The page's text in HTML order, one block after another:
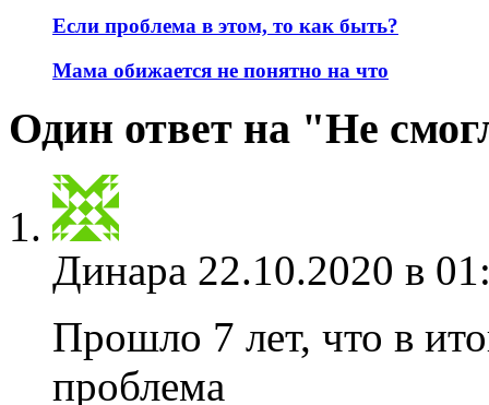
Если проблема в этом, то как быть?
Мама обижается не понятно на что
Один ответ на "Не
Динара 22.10.2020 в
Прошло 7 лет, что в
проблема